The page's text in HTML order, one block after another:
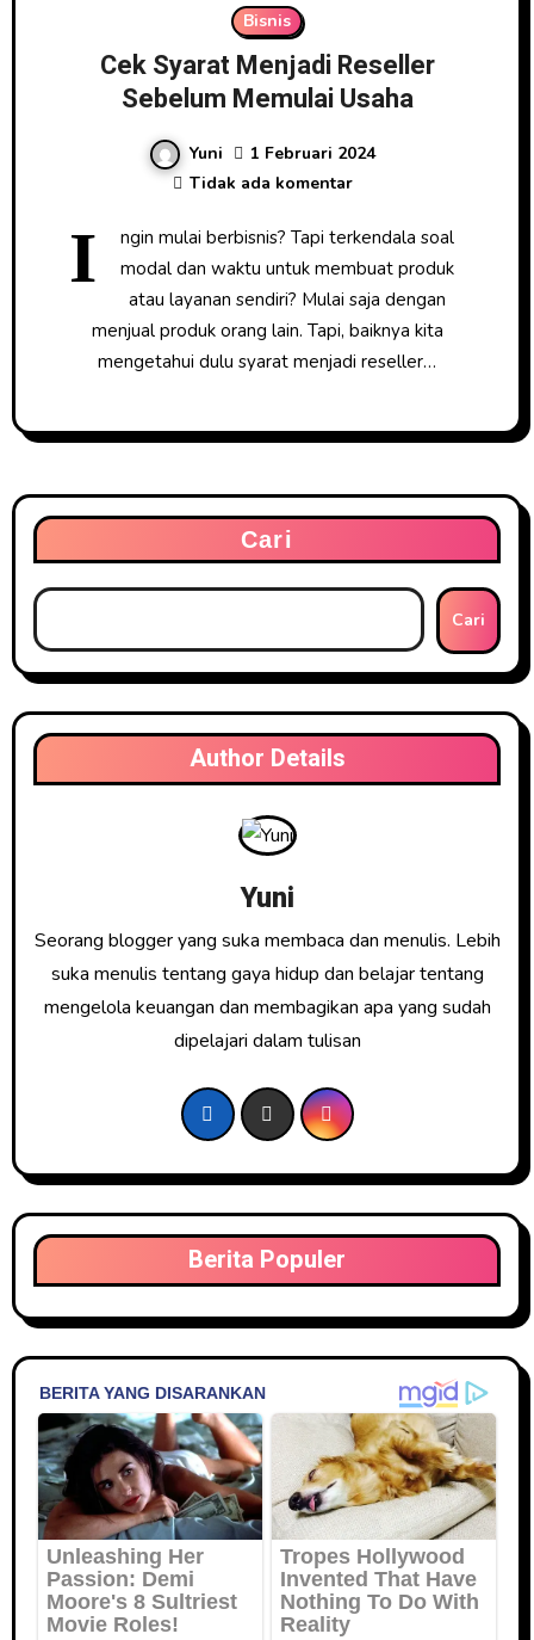
Bisnis
Cek Syarat Menjadi Reseller
Sebelum Memulai Usaha
Yuni
1 Februari 2024
Tidak ada komentar
I
ngin mulai berbisnis? Tapi terkendala soal
modal dan waktu untuk membuat produk
atau layanan sendiri? Mulai saja dengan
menjual produk orang lain. Tapi, baiknya kita
mengetahui dulu syarat menjadi reseller…
Cari
Cari
Author Details
Yuni
Seorang blogger yang suka membaca dan menulis. Lebih
suka menulis tentang gaya hidup dan belajar tentang
mengelola keuangan dan membagikan apa yang sudah
dipelajari dalam tulisan
Berita Populer